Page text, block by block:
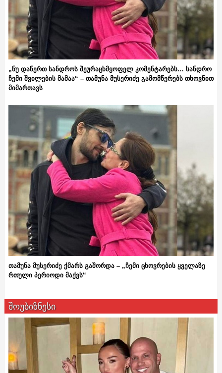
„ნუ დაწერთ სანდროს შეურაცხმყოფელ კომენტარებს… სანდრო
ჩემი შვილების მამაა“ – თამუნა მუსერიძე გამომწერებს თხოვნით
მიმართავს
თამუნა მუსერიძე ქმარს გაშორდა – „ჩემი ცხოვრების ყველაზე
რთული პერიოდი მაქვს“
შოუბიზნესი